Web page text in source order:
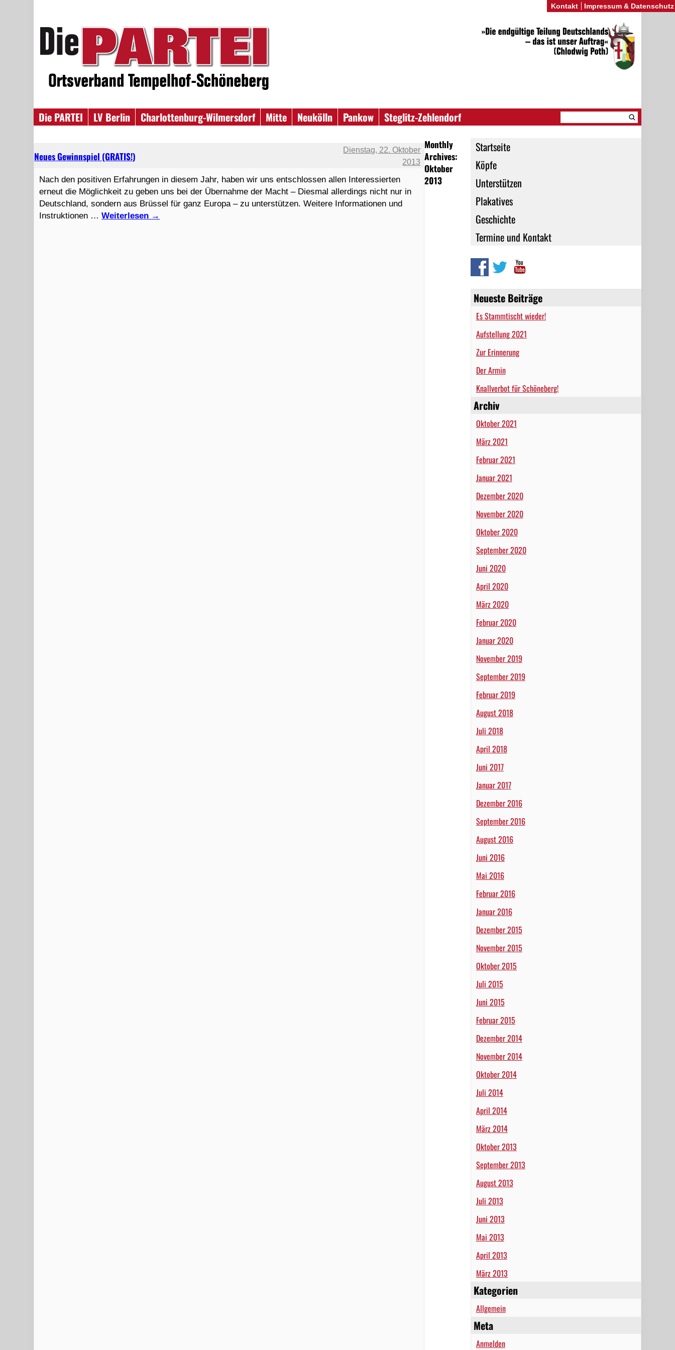
Die PARTEI LV Berlin Charlottenburg-Wilmersdorf Mitte Neukölln Pankow
Steglitz-Zehlendorf
Startseite
Köpfe
Unterstützen
Plakatives
Geschichte
Termine und Kontakt
Neueste Beiträge
Es Stammtischt wieder!
Aufstellung 2021
Zur Erinnerung
Der Armin
Knallverbot für Schöneberg!
Archiv
Oktober 2021
März 2021
Februar 2021
Januar 2021
Dezember 2020
November 2020
Oktober 2020
September 2020
Juni 2020
April 2020
März 2020
Februar 2020
Januar 2020
November 2019
September 2019
Februar 2019
August 2018
Juli 2018
April 2018
Juni 2017
Januar 2017
Dezember 2016
September 2016
August 2016
Juni 2016
Mai 2016
Februar 2016
Januar 2016
Dezember 2015
November 2015
Oktober 2015
Juli 2015
Juni 2015
Februar 2015
Dezember 2014
November 2014
Oktober 2014
Juli 2014
April 2014
März 2014
Oktober 2013
September 2013
August 2013
Juli 2013
Juni 2013
Mai 2013
April 2013
März 2013
Kategorien
Allgemein
Meta
Anmelden
Monthly
Archives:
Oktober
2013
Neues Gewinnspiel (GRATIS!)
Dienstag, 22. Oktober
2013
Nach den positiven Erfahrungen in diesem Jahr, haben wir uns entschlossen allen Interessierten
erneut die Möglichkeit zu geben uns bei der Übernahme der Macht – Diesmal allerdings nicht nur in
Deutschland, sondern aus Brüssel für ganz Europa – zu unterstützen. Weitere Informationen und
Instruktionen …Weiterlesen →
Kontakt Impressum & Datenschutz